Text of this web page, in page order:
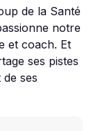
de la Santé
notre
et coach. Et
ses pistes
ses